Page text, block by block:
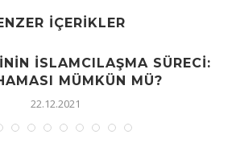
İÇERIKLER
İSLAMCILAŞMA SÜRECI:
MÜMKÜN MÜ?
22.12.2021